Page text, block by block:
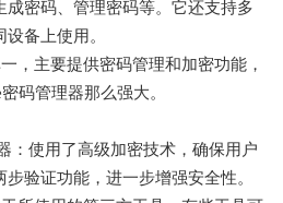
密码、管理密码等。它还支持多
备上使用。
，主要提供密码管理和加密功能，
码管理器那么强大。
：使用了高级加密技术，确保用户
验证功能，进一步增强安全性。